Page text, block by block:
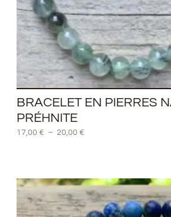
BRACELET EN PIERRES
PRÉHNITE
17,00 € – 20,00 €